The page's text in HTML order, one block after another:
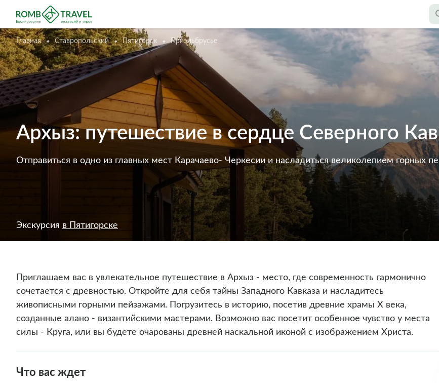
Главная Ставропольский Пятигорск Приэльбрусье
Архыз: путешествие в сердце Северного
Отправиться в одно из главных мест Карачаево- Черкесии и насладиться великолепием горных
Экскурсия в Пятигорске
Приглашаем вас в увлекательное путешествие в Архыз - место, где современность гармонично
сочетается с древностью. Откройте для себя тайны Западного Кавказа и насладитесь
живописными горными пейзажами. Погрузитесь в историю, посетив древние храмы X века,
созданные алано - византийскими мастерами. Возможно вас посетит особенное чувство у места
силы - Круга, или вы будете очарованы древней наскальной иконой с изображением Христа.
Что вас ждет